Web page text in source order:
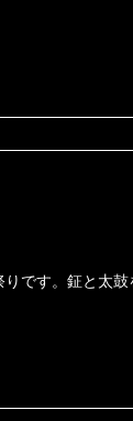
です。鉦と太